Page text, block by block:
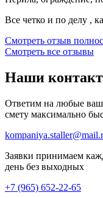
Все четко и по делу ,
Смотреть отзыв
Смотреть все отзывы
Наши
Ответим на любые
смету максимально
Заявки принимаем
день без выходных
+7 (965) 652-22-65